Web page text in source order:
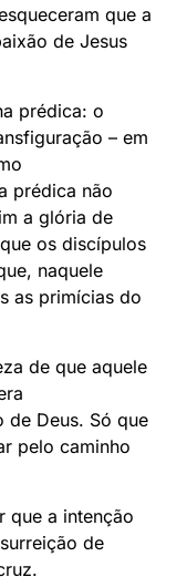
que a
de Jesus
prédica: o
– em
prédica não
a glória de
os discípulos
naquele
as primícias do
de que aquele
de Deus. Só que
pelo caminho
que a intenção
de